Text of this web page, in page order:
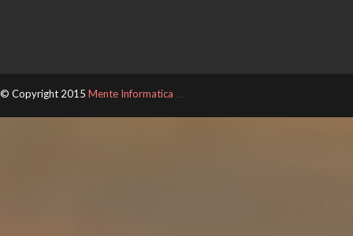
© Copyright 2015 Mente Informatica